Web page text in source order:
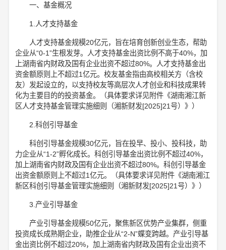
一、基金概况
1.人才支持基金
人才支持基金规模20亿元，旨在培育创新创业生态，帮助
企业从“0-1”生根发芽。人才支持基金出资比例不高于40%，加
上湖南省内财政及国有企业出资不超过80%。人才支持基金出
资金额原则上不超过1亿元。校友基金指由高校相关方（含校
友）发起设立的，以支持校友等高层次人才创业和科技成果转
化为主要目的的投资基金。（具体要求详见附件《湖南湘江新
区人才支持基金管理实施细则（湘新财发[2025]21号）》）
2.科创引导基金
科创引导基金规模30亿元，旨在投早、投小、投科技，助
力企业从“1-2”孵化成长。科创引导基金出资比例不超过40%，
加上湖南省内财政及国有企业出资不超过80%。科创引导基金
出资金额原则上不超过1亿元。（具体要求详见附件《湖南湘江
新区科创引导基金管理实施细则（湘新财发[2025]21号）》）
3.产业引导基金
产业引导基金规模50亿元，聚焦新区优势产业集群，侧重
投资成长成熟期企业，助推企业从“2-N”蝶变跨越。产业引导基
金出资比例不超过20%，加上湖南省内财政及国有企业出资不